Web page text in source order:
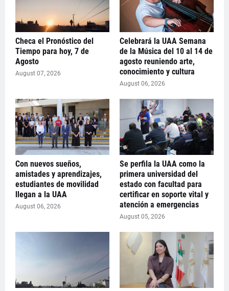
Checa el Pronóstico del
Tiempo para hoy, 7 de
Agosto
August 07, 2026
Celebrará la UAA Semana
de la Música del 10 al 14 de
agosto reuniendo arte,
conocimiento y cultura
August 06, 2026
Con nuevos sueños,
amistades y aprendizajes,
estudiantes de movilidad
llegan a la UAA
August 06, 2026
Se perfila la UAA como la
primera universidad del
estado con facultad para
certificar en soporte vital y
atención a emergencias
August 05, 2026